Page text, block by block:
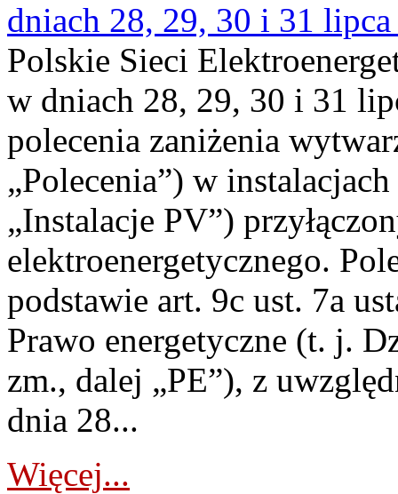
dniach 28, 29, 30 i 31
Polskie Sieci
w dniach 28, 29, 30 i 31
polecenia zaniżenia
„Polecenia”) w
„Instalacje PV”)
elektroenergetycznego.
podstawie art. 9c ust. 7a
Prawo energetyczne (t. j.
zm., dalej „PE”), z
dnia 28...
Więcej...